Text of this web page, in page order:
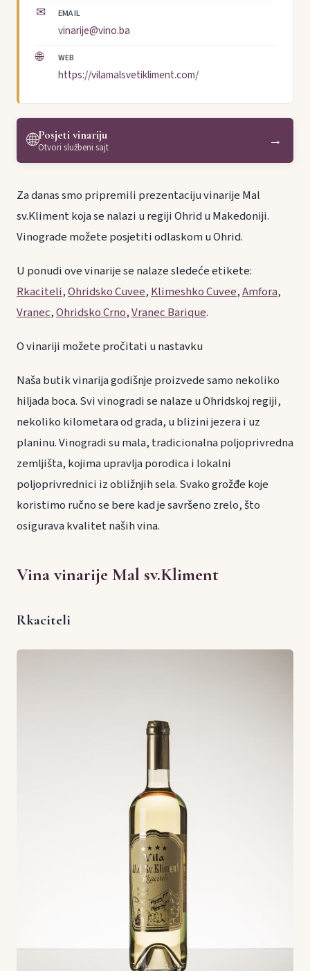
✉ EMAIL
vinarije@vino.ba
🌐 WEB
https://vilamalsvetikliment.com/
🌐Posjeti vinariju
Otvori službeni sajt →
Za danas smo pripremili prezentaciju vinarije Mal
sv.Kliment koja se nalazi u regiji Ohrid u Makedoniji.
Vinograde možete posjetiti odlaskom u Ohrid.
U ponudi ove vinarije se nalaze sledeće etikete:
Rkaciteli,Ohridsko Cuvee,Klimeshko Cuvee,Amfora,
Vranec,Ohridsko Crno,Vranec Barique.
O vinariji možete pročitati u nastavku
Naša butik vinarija godišnje proizvede samo nekoliko
hiljada boca. Svi vinogradi se nalaze u Ohridskoj regiji,
nekoliko kilometara od grada, u blizini jezera i uz
planinu. Vinogradi su mala, tradicionalna poljoprivredna
zemljišta, kojima upravlja porodica i lokalni
poljoprivrednici iz obližnjih sela. Svako grožđe koje
koristimo ručno se bere kad je savršeno zrelo, što
osigurava kvalitet naših vina.
Vina vinarije Mal sv.Kliment
Rkaciteli